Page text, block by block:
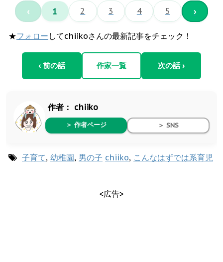
‹ 1 2 3 4 5 ›
★フォロー してchiikoさんの最新記事をチェック！
‹ 前の話 作家一覧 次の話 ›
作者： chiiko
＞ 作者ページ ＞ SNS
子育て, 幼稚園, 男の子 chiiko, こんなはずでは系育児
<広告>